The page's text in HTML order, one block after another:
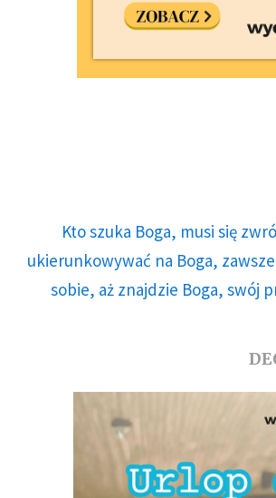
Kto szuka Boga, musi się
ukierunkowywać na Boga,
sobie, aż znajdzie Boga, swój